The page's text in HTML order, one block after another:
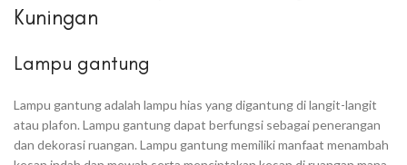
Kuningan
Lampu gantung
Lampu gantung adalah lampu hias yang digantung di langit-langit
atau plafon. Lampu gantung dapat berfungsi sebagai penerangan
dan dekorasi ruangan. Lampu gantung memiliki manfaat menambah